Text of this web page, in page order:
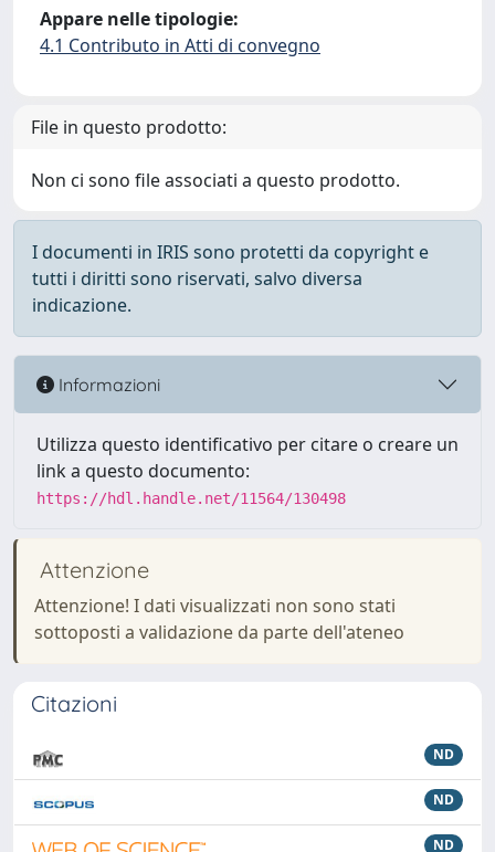
Appare nelle tipologie:
4.1 Contributo in Atti di convegno
File in questo prodotto:
Non ci sono file associati a questo prodotto.
I documenti in IRIS sono protetti da copyright e
tutti i diritti sono riservati, salvo diversa
indicazione.
Informazioni
Utilizza questo identificativo per citare o creare un
link a questo documento:
https://hdl.handle.net/11564/130498
Attenzione
Attenzione! I dati visualizzati non sono stati
sottoposti a validazione da parte dell'ateneo
Citazioni
ND
ND
ND